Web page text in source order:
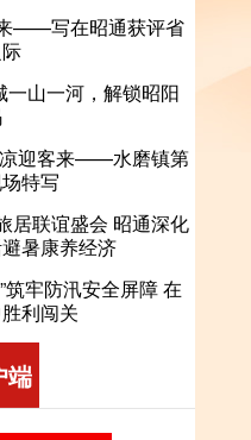
——写在昭通获评省
一山一河，解锁昭阳
迎客来——水磨镇第
特写
居联谊盛会 昭通深化
暑康养经济
筑牢防汛安全屏障 在
利闯关
端